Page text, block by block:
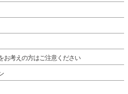
お考えの方はご注意ください